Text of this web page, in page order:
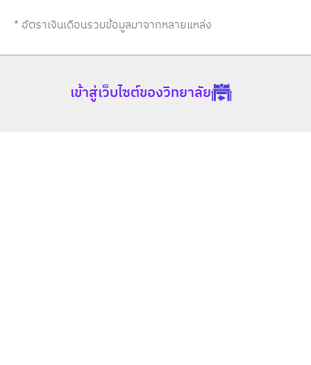
* อัตราเงินเดือนรวมข้อมูลมาจากหลายแหล่ง
เข้าสู่เว็บไซต์ของวิทยาลัย